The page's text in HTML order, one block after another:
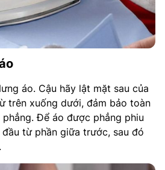
áo. Cậu hãy lật mặt sau của
trên xuống dưới, đảm bảo toàn
Để áo được phẳng phiu
từ phần giữa trước, sau đó